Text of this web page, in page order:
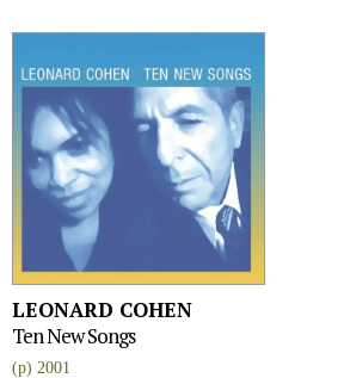
LEONARD COHEN
Ten New Songs
(p) 2001